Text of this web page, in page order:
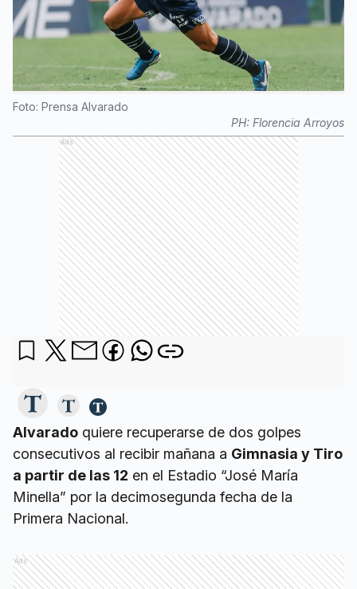
Foto: Prensa Alvarado
PH: Florencia Arroyos
Ads
Alvarado quiere recuperarse de dos golpes
consecutivos al recibir mañana a Gimnasia y Tiro
a partir de las 12 en el Estadio “José María
Minella” por la decimosegunda fecha de la
Primera Nacional.
Ads